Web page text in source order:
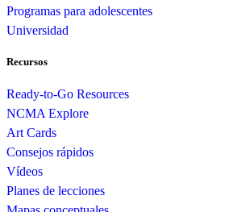
Programas para adolescentes
Universidad
Recursos
Ready-to-Go Resources
NCMA Explore
Art Cards
Consejos rápidos
Vídeos
Planes de lecciones